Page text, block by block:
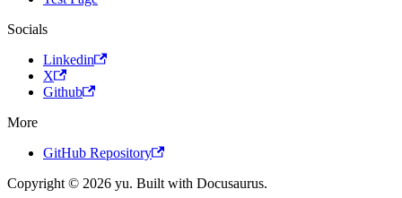
Socials
Linkedin
X
Github
More
GitHub Repository
Copyright © 2026 yu. Built with Docusaurus.